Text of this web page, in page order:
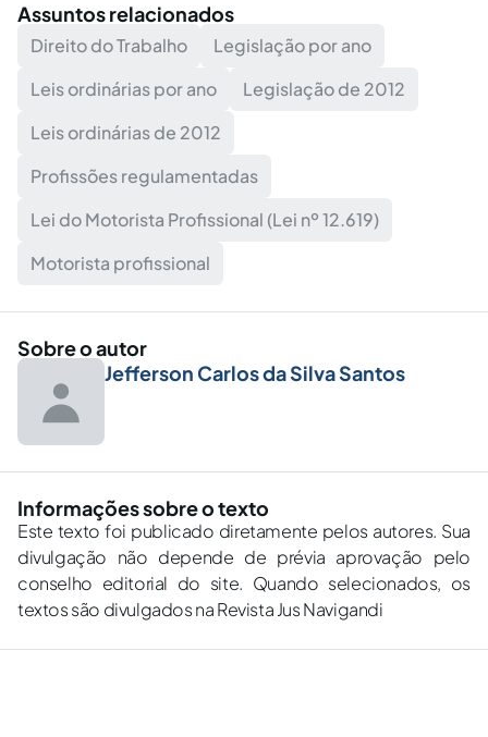
Assuntos relacionados
Direito do Trabalho
Legislação por ano
Leis ordinárias por ano
Legislação de 2012
Leis ordinárias de 2012
Profissões regulamentadas
Lei do Motorista Profissional (Lei nº 12.619)
Motorista profissional
Sobre o autor
Jefferson Carlos da Silva Santos
Informações sobre o texto
Este texto foi publicado diretamente pelos autores. Sua
divulgação não depende de prévia aprovação pelo
conselho editorial do site. Quando selecionados, os
textos são divulgados na Revista Jus Navigandi